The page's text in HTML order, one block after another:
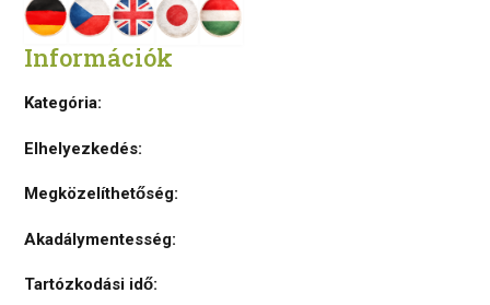
Információk
Kategória:
Elhelyezkedés:
Megközelíthetőség:
Akadálymentesség:
Tartózkodási idő: